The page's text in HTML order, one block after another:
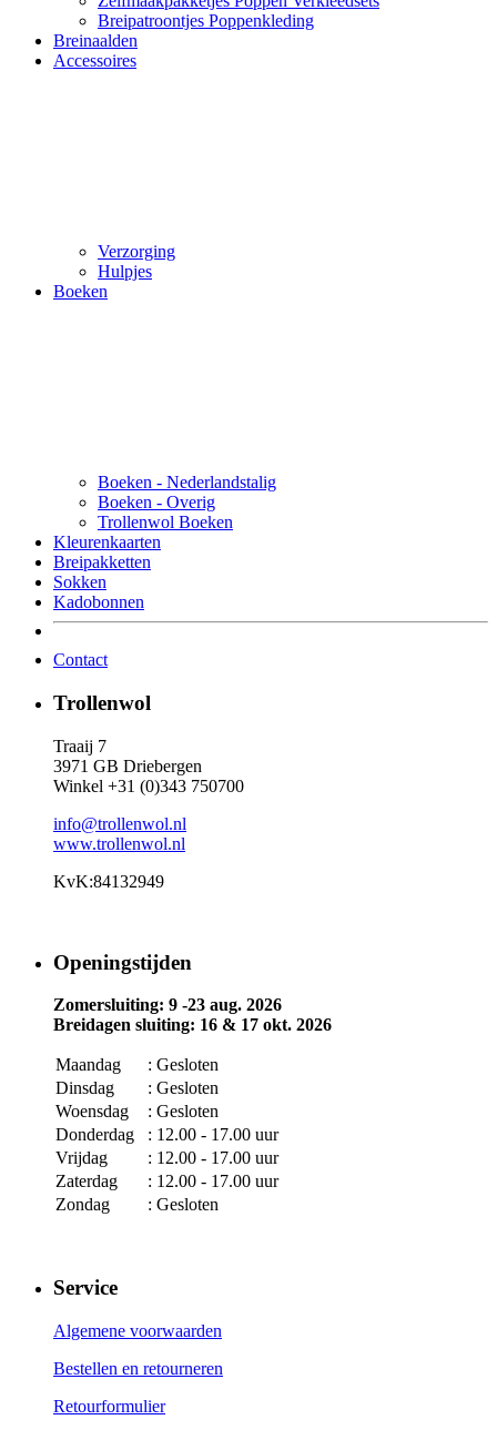
Breipatroontjes Poppenkleding
Breinaalden
Accessoires
Verzorging
Hulpjes
Boeken
Boeken - Nederlandstalig
Boeken - Overig
Trollenwol Boeken
Kleurenkaarten
Breipakketten
Sokken
Kadobonnen
Contact
Trollenwol
Traaij 7
3971 GB Driebergen
Winkel +31 (0)343 750700
info@trollenwol.nl
www.trollenwol.nl
KvK:84132949
Openingstijden
Zomersluiting: 9 -23 aug. 2026
Breidagen sluiting: 16 & 17 okt. 2026
Maandag
: Gesloten
Dinsdag
: Gesloten
Woensdag
: Gesloten
Donderdag
: 12.00 - 17.00 uur
Vrijdag
: 12.00 - 17.00 uur
Zaterdag
: 12.00 - 17.00 uur
Zondag
: Gesloten
Service
Algemene voorwaarden
Bestellen en retourneren
Retourformulier